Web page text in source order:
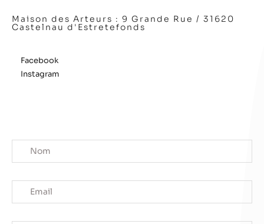
Maison des Arteurs : 9 Grande Rue / 31620
Castelnau d'Estretefonds
Facebook
Instagram